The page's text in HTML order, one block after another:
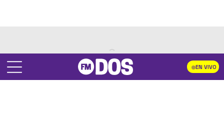
EN VIVO